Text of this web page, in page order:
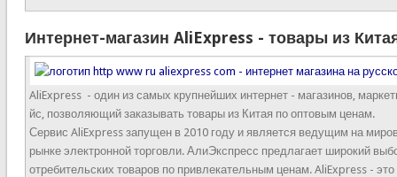
Интернет-магазин AliExpress - товары из
AliExpress - один из самых крупнейших интернет - магазинов,
йс, позволяющий заказывать товары из Китая по оптовым ценам.
Сервис AliExpress запущен в 2010 году и является ведущим на
рынке электронной торговли. АлиЭкспресс предлагает широкий
отребительских товаров по привлекательным ценам. AliExpress - это